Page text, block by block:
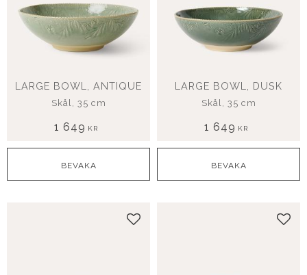
LARGE BOWL, ANTIQUE
Skål, 35 cm
1 649 KR
LARGE BOWL, DUSK
Skål, 35 cm
1 649 KR
Lägg till i favoriter